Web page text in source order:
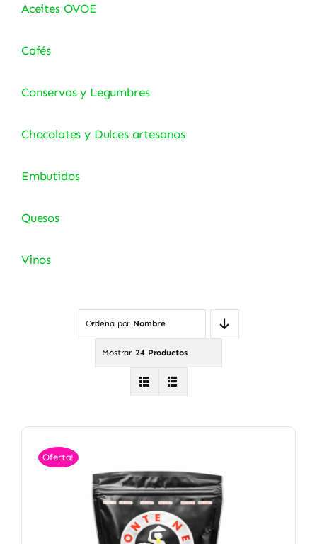
Aceites OVOE
Cafés
Conservas y Legumbres
Chocolates y Dulces artesanos
Embutidos
Quesos
Vinos
Ordena por Nombre
Mostrar24 Productos
Oferta!